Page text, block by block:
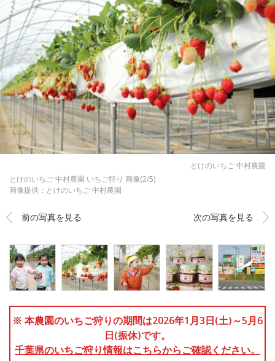
とけのいちご 中村農園
とけのいちご 中村農園 いちご狩り 画像(2/5)
画像提供：とけのいちご 中村農園
前の写真を見る 次の写真を見る
※ 本農園のいちご狩りの期間は2026年1月3日(土)～5月6
日(振休)です。
千葉県のいちご狩り情報はこちらからご確認ください。